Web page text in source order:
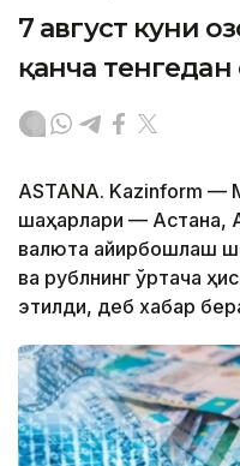
7 август куни
қанча
ASTANA. Kazinform —
шаҳарлари — Астана,
валюта айирбошлаш
ва рублнинг ўртача
этилди, деб хабар